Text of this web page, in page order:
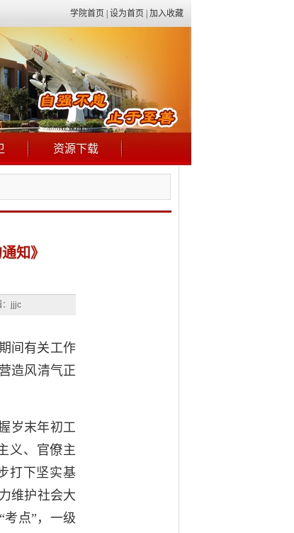
学院首页 设为首页 加入收藏
资源下载
知》
：jjjc
间有关工作
造风清气正
岁末年初工
义、官僚主
打下坚实基
维护社会大
考点”，一级